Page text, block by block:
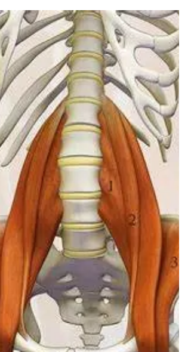
Apprendre un massage est une
expérience formidable ouverte à tous,
que l'on soit dans une démarche
professionnelle ou personnelle. Dans cet
article, je vous révèle pourquoi
l'apprentissage du massage est un réel
atout pour soi et pour ses proches